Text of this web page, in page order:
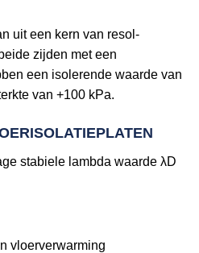
uit een kern van resol-
zijden met een
een isolerende waarde van
van +100 kPa.
stabiele lambda waarde λD
vloerverwarming